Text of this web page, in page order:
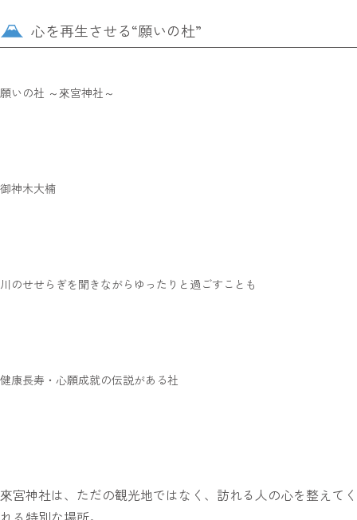
心を再生させる“願いの杜”
願いの社 ～來宮神社～
御神木大楠
川のせせらぎを聞きながらゆったりと過ごすことも
健康長寿・心願成就の伝説がある社
來宮神社は、ただの観光地ではなく、訪れる人の心を整えてく